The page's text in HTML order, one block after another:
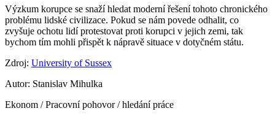
Výzkum korupce se snaží hledat moderní řešení tohoto chronického
problému lidské civilizace. Pokud se nám povede odhalit, co
zvyšuje ochotu lidí protestovat proti korupci v jejich zemi, tak
bychom tím mohli přispět k nápravě situace v dotyčném státu.
Zdroj: University of Sussex
Autor: Stanislav Mihulka
Ekonom / Pracovní pohovor / hledání práce